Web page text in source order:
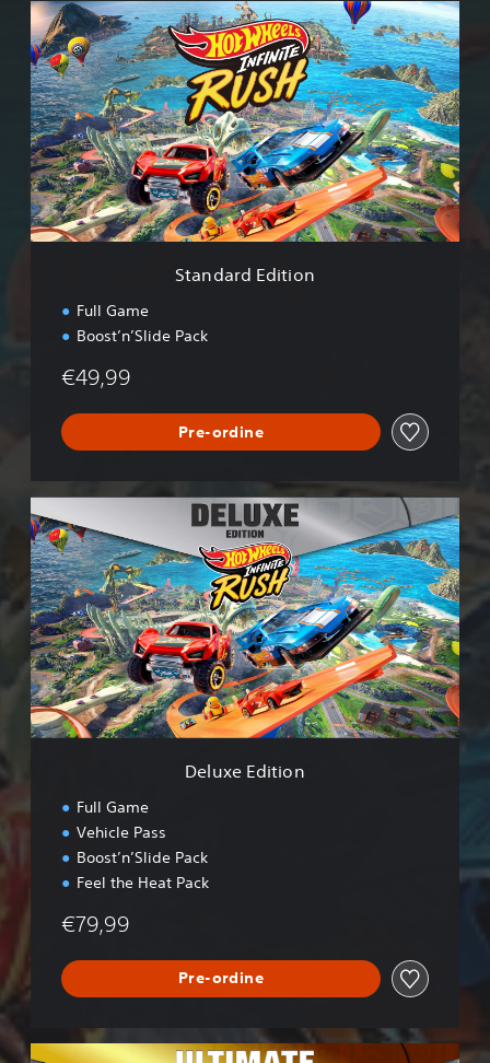
S
t
a
n
d
a
r
d
E
d
i
t
Standard Edition
Full Game
Boost’n’Slide Pack
€49,99
Pre-ordine
e
l
u
x
e
E
d
i
t
i
o
Deluxe Edition
Full Game
Vehicle Pass
Boost’n’Slide Pack
Feel the Heat Pack
€79,99
Pre-ordine